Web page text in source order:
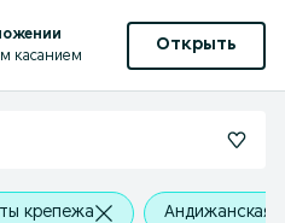
касанием
Открыть
крепежа Андижанская